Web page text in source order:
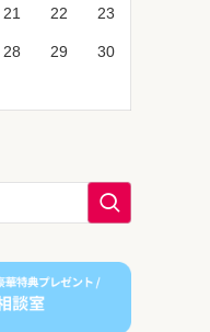
21 22 23
28 29 30